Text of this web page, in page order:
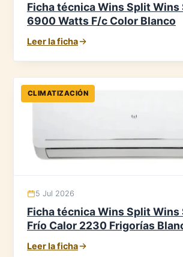
Ficha técnica Wins Split Wins
6900 Watts F/c Color Blanco
Leer la ficha
CLIMATIZACIÓN
5 Jul 2026
Ficha técnica Wins Split
Frío Calor 2230 Frigorías
Leer la ficha